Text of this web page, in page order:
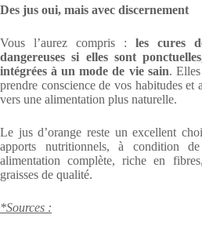
Des jus oui, mais avec discernement
Vous l’aurez compris : les cures
dangereuses si elles sont
intégrées à un mode de vie sain.
prendre conscience de vos habitudes et
vers une alimentation plus naturelle.
Le jus d’orange reste un excellent
apports nutritionnels, à condition
alimentation complète, riche en
graisses de qualité.
*Sources :